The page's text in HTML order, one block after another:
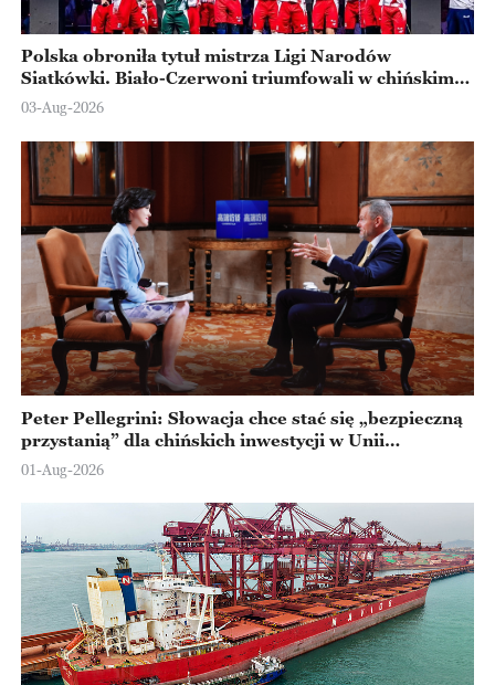
Polska obroniła tytuł mistrza Ligi Narodów
Siatkówki. Biało-Czerwoni triumfowali w chińskim
Ningbo
03-Aug-2026
Peter Pellegrini: Słowacja chce stać się „bezpieczną
przystanią” dla chińskich inwestycji w Unii
Europejskiej
01-Aug-2026